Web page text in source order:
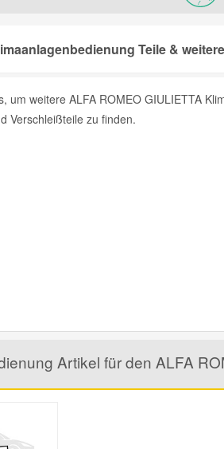
Teile &
um weitere ALFA ROMEO GIULIETTA
Verschleißteile zu finden.
Artikel für den ALFA